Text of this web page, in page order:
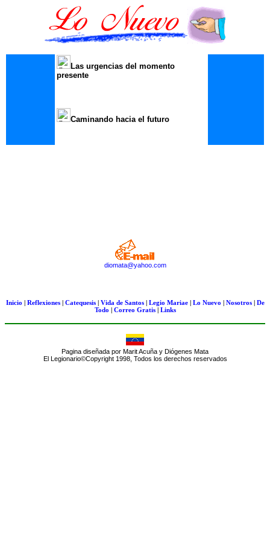
Las urgencias del momento
presente
Caminando hacia el futuro
diomata@yahoo.com
Inicio | Reflexiones| Catequesis| Vida de Santos| Legio Mariae| Lo Nuevo | Nosotros| De
Todo | Correo Gratis| Links
Pagina diseñada por Marit Acuña y Diógenes Mata
El Legionario©Copyright 1998, Todos los derechos reservados